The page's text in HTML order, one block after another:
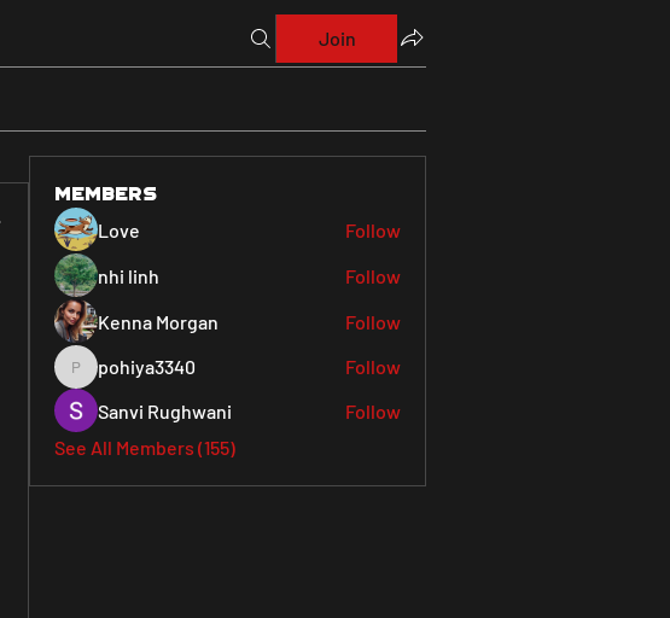
Join
Members
Love
Follow
nhi linh
Follow
Kenna Morgan
Follow
pohiya3340
pohiya3340
Follow
Sanvi Rughwani
Follow
See All Members (155)